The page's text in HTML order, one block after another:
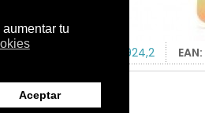
200 ml. 185924,2 EAN: